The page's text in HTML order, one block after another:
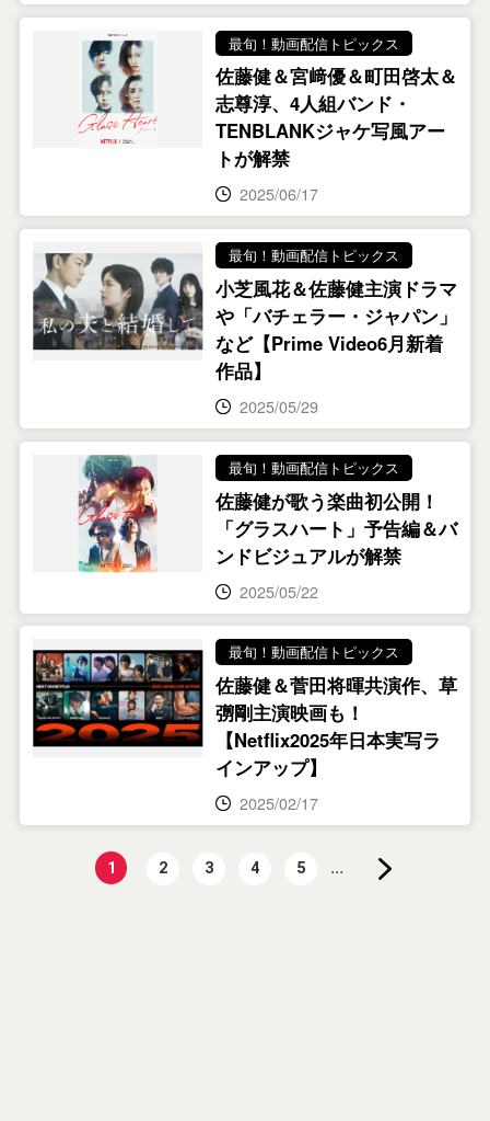
最旬！動画配信トピックス
佐藤健＆宮﨑優＆町田啓太＆
志尊淳、4人組バンド・
TENBLANKジャケ写風アー
トが解禁
2025/06/17
最旬！動画配信トピックス
小芝風花＆佐藤健主演ドラマ
や「バチェラー・ジャパン」
など【Prime Video6月新着
作品】
2025/05/29
最旬！動画配信トピックス
佐藤健が歌う楽曲初公開！
「グラスハート」予告編＆バ
ンドビジュアルが解禁
2025/05/22
最旬！動画配信トピックス
佐藤健＆菅田将暉共演作、草
彅剛主演映画も！
【Netflix2025年日本実写ラ
インアップ】
2025/02/17
1 2 3 4 5 ...